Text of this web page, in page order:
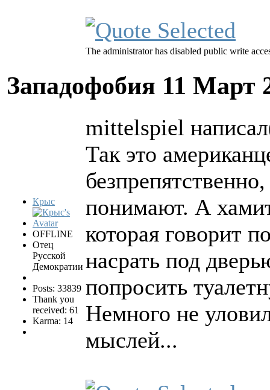
The administrator has disabled public write
Западофобия 11 Март
Крыс
OFFLINE
Отец
Русской
Демократии
Posts: 33839
Thank you
received: 61
Karma: 14
mittelspiel
Так это
понимают. А
которая говорит
насрать под
попросить
Немного не
мыслей...